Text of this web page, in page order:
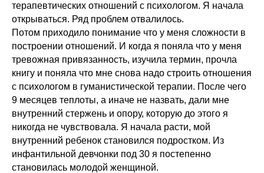
терапевтических отношений с психологом. Я начала
открываться. Ряд проблем отвалилось.
Потом приходило понимание что у меня сложности в
построении отношений. И когда я поняла что у меня
тревожная привязанность, изучила термин, прочла
книгу и поняла что мне снова надо строить отношения
с психологом в гуманистической терапии. После чего
9 месяцев теплоты, а иначе не назвать, дали мне
внутренний стержень и опору, которую до этого я
никогда не чувствовала. Я начала расти, мой
внутренний ребенок становился подростком. Из
инфантильной девчонки под 30 я постепенно
становилась молодой женщиной.